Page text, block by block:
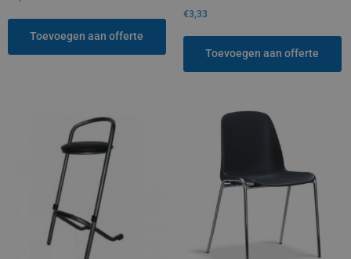
Toevoegen aan offerte
€3,33
Toevoegen aan offerte